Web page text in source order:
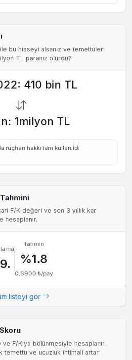
%2.17
bu hisseyi alsanız ve temettüleri
TL paranız olurdu?
410 bin TL
1milyon TL
rüçhan hakkı tam kullanıldı
F/K değeri ve son 3 yıllık kar
hesaplanır.
Tahmin
%1.8
0.6900 ₺/pay
listeyi gör
F/K'ya bölünmesiyle hesaplanır.
ve ucuzluk ihtimali artar.